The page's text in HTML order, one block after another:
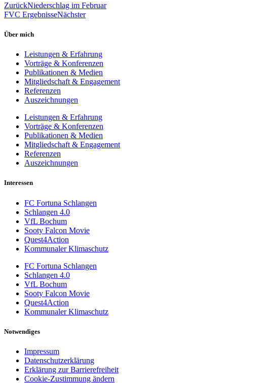
ZurückNiederschlag im Februar
FVC ErgebnisseNächster
Über mich
Leistungen & Erfahrung
Vorträge & Konferenzen
Publikationen & Medien
Mitgliedschaft & Engagement
Referenzen
Auszeichnungen
Leistungen & Erfahrung
Vorträge & Konferenzen
Publikationen & Medien
Mitgliedschaft & Engagement
Referenzen
Auszeichnungen
Interessen
FC Fortuna Schlangen
Schlangen 4.0
VfL Bochum
Sooty Falcon Movie
Quest4Action
Kommunaler Klimaschutz
FC Fortuna Schlangen
Schlangen 4.0
VfL Bochum
Sooty Falcon Movie
Quest4Action
Kommunaler Klimaschutz
Notwendiges
Impressum
Datenschutzerklärung
Erklärung zur Barrierefreiheit
Cookie-Zustimmung ändern